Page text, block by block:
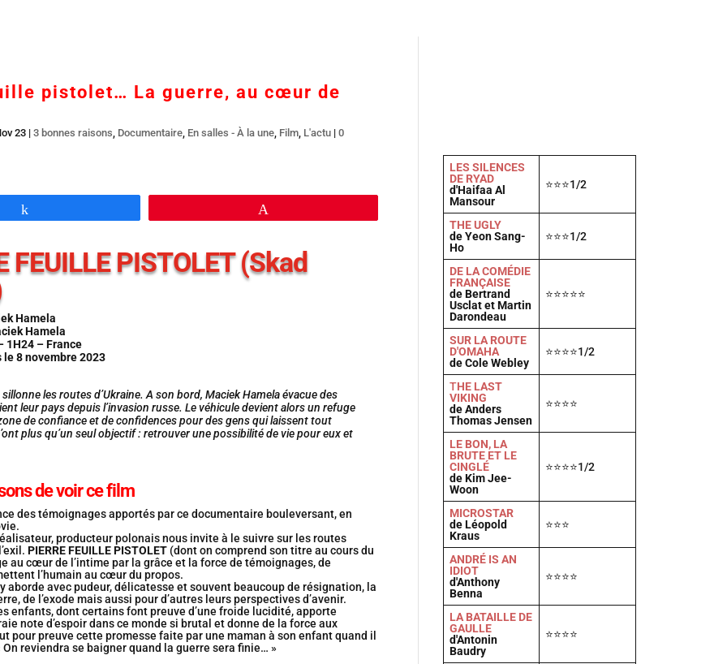
pistolet… La guerre, au cœur de
23| 3 bonnes raisons, Documentaire, En salles - À la une, Film, L'actu| 0
FEUILLE PISTOLET (Skad
Hamela
Hamela
1H24 – France
8 novembre 2023
les routes d’Ukraine. A son bord, Maciek Hamela évacue des
leur pays depuis l’invasion russe. Le véhicule devient alors un refuge
de confiance et de confidences pour des gens qui laissent tout
plus qu’un seul objectif : retrouver une possibilité de vie pour eux et
de voir ce film
des témoignages apportés par ce documentaire bouleversant, en
producteur polonais nous invite à le suivre sur les routes
PIERRE FEUILLE PISTOLET (dont on comprend son titre au cours du
au cœur de l’intime par la grâce et la force de témoignages, de
l’humain au cœur du propos.
aborde avec pudeur, délicatesse et souvent beaucoup de résignation, la
de l’exode mais aussi pour d’autres leurs perspectives d’avenir.
enfants, dont certains font preuve d’une froide lucidité, apporte
note d’espoir dans ce monde si brutal et donne de la force aux
pour preuve cette promesse faite par une maman à son enfant quand il
reviendra se baigner quand la guerre sera finie… »
LES SILENCES
DE RYAD
d'Haifaa Al
Mansour
⭐⭐⭐1/2
THE UGLY
de Yeon Sang-
Ho
⭐⭐⭐1/2
DE LA COMÉDIE
FRANÇAISE
de Bertrand
Usclat et Martin
Darondeau
⭐⭐⭐⭐⭐
SUR LA ROUTE
D'OMAHA
de Cole Webley
⭐⭐⭐⭐1/2
THE LAST
VIKING
de Anders
Thomas Jensen
⭐⭐⭐⭐
LE BON, LA
BRUTE ET LE
CINGLÉ
de Kim Jee-
Woon
⭐⭐⭐⭐1/2
MICROSTAR
de Léopold
Kraus
⭐⭐⭐
ANDRÉ IS AN
IDIOT
d'Anthony
Benna
⭐⭐⭐⭐
LA BATAILLE DE
GAULLE
d'Antonin
Baudry
⭐⭐⭐⭐